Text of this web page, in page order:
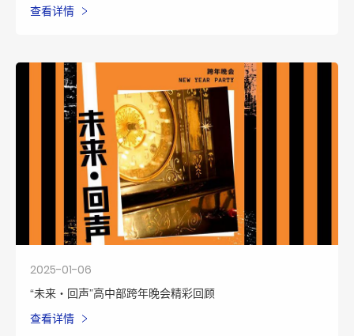
查看详情
2025-01-06
“未来・回声”高中部跨年晚会精彩回顾
查看详情